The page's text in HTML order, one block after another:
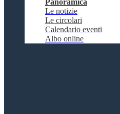
Panoramica
Le notizie
Le circolari
Calendario eventi
Albo online